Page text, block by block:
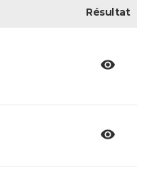
Résultat